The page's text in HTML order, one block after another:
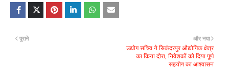
और नया
उद्योग सचिव ने सिकंदरपुर औद्योगिक क्षेत्र
का किया दौरा, निवेशकों को दिया पूर्ण
सहयोग का आश्वासन
पुराने